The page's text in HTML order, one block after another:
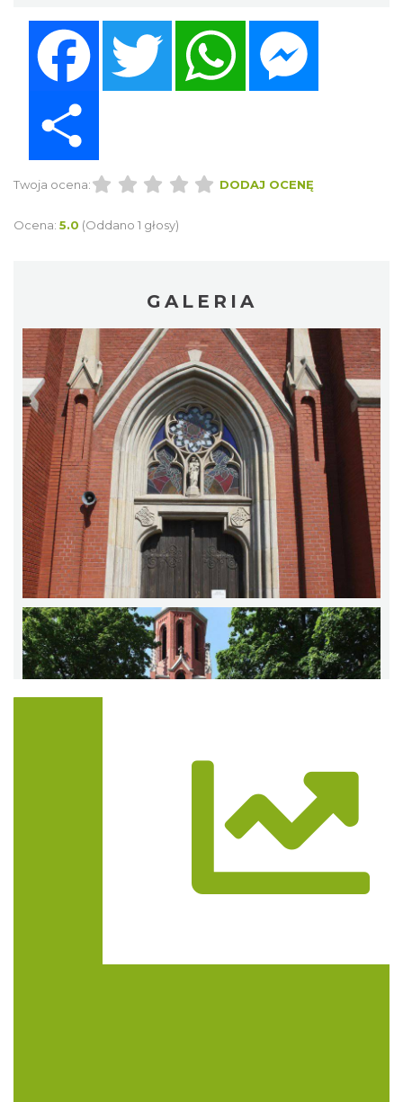
Twitter WhatsApp
Twoja ocena: DODAJ OCENĘ
Ocena: 5.0 (Oddano 1 głosy)
GALERIA
Trasa